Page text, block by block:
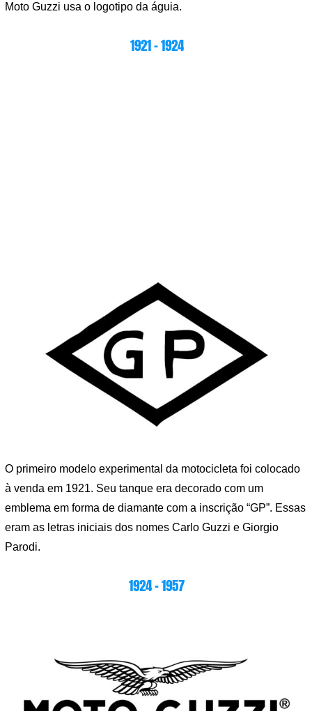
Moto Guzzi usa o logotipo da águia.
1921 – 1924
O primeiro modelo experimental da motocicleta foi colocado
à venda em 1921. Seu tanque era decorado com um
emblema em forma de diamante com a inscrição “GP”. Essas
eram as letras iniciais dos nomes Carlo Guzzi e Giorgio
Parodi.
1924 – 1957